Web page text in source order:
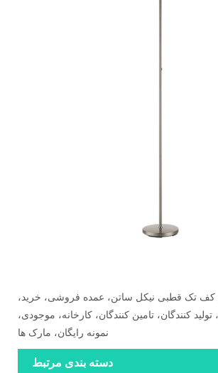
کف تک قطبی نیکل ساتن، عمده فروشی، خرید،
کنندگان، تامین کنندگان، کارخانه، موجودی،
نمونه رایگان، مارک ها
دسته بندی مرتبط